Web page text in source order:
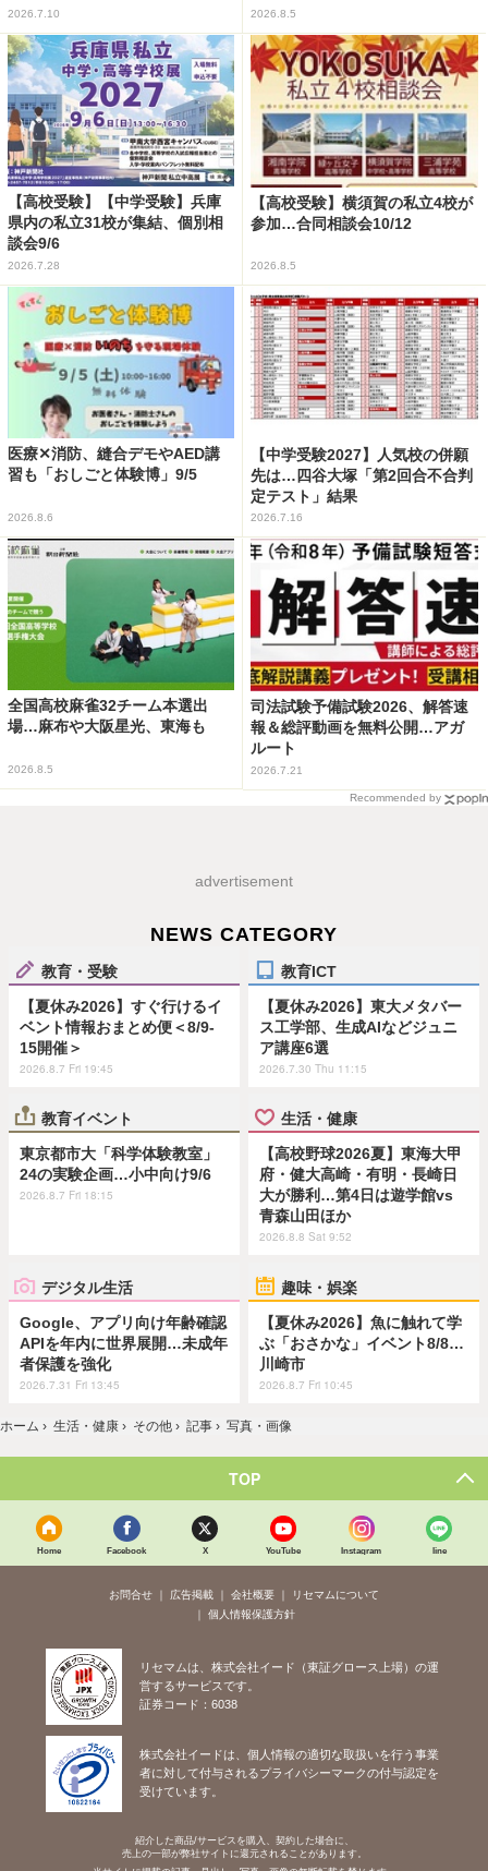
2026.7.10 2026.8.5
【高校受験】【中学受験】兵庫
県内の私立31校が集結、個別相
談会9/6
2026.7.28
【高校受験】横須賀の私立4校が
参加…合同相談会10/12
2026.8.5
医療✕消防、縫合デモやAED講
習も「おしごと体験博」9/5
2026.8.6
【中学受験2027】人気校の併願
先は…四谷大塚「第2回合不合判
定テスト」結果
2026.7.16
全国高校麻雀32チーム本選出
場…麻布や大阪星光、東海も
2026.8.5
司法試験予備試験2026、解答速
報＆総評動画を無料公開…アガ
ルート
2026.7.21
Recommended by
advertisement
NEWS CATEGORY
教育・受験
【夏休み2026】すぐ行けるイ
ベント情報おまとめ便＜8/9-
15開催＞
2026.8.7 Fri 19:45
教育ICT
【夏休み2026】東大メタバー
ス工学部、生成AIなどジュニ
ア講座6選
2026.7.30 Thu 11:15
教育イベント
東京都市大「科学体験教室」
24の実験企画…小中向け9/6
2026.8.7 Fri 18:15
生活・健康
【高校野球2026夏】東海大甲
府・健大高崎・有明・長崎日
大が勝利…第4日は遊学館vs
青森山田ほか
2026.8.8 Sat 9:52
デジタル生活
Google、アプリ向け年齢確認
APIを年内に世界展開…未成年
者保護を強化
2026.7.31 Fri 13:45
趣味・娯楽
【夏休み2026】魚に触れて学
ぶ「おさかな」イベント8/8…
川崎市
2026.8.7 Fri 10:45
ホーム › 生活・健康 › その他 › 記事 › 写真・画像
TOP
Home Facebook X YouTube Instagram line
お問合せ 広告掲載 会社概要
リセマムについて
個人情報保護方針
リセマムは、株式会社イード（東証グロース上場）の運
営するサービスです。
証券コード：6038
株式会社イードは、個人情報の適切な取扱いを行う事業
者に対して付与されるプライバシーマークの付与認定を
受けています。
紹介した商品/サービスを購入、契約した場合に、
売上の一部が弊社サイトに還元されることがあります。